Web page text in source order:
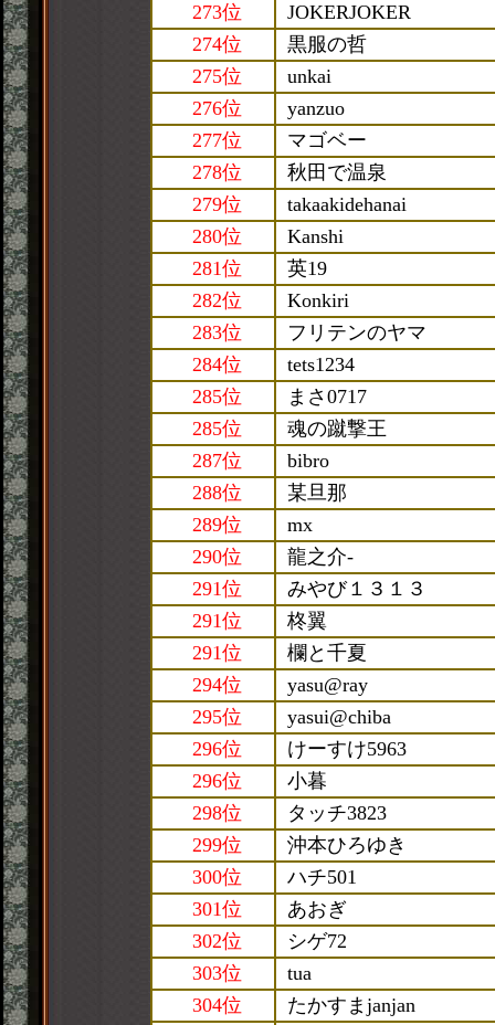
273位
JOKERJOKER
274位
黒服の哲
275位
unkai
276位
yanzuo
277位
マゴベー
278位
秋田で温泉
279位
takaakidehanai
280位
Kanshi
281位
英19
282位
Konkiri
283位
フリテンのヤマ
284位
tets1234
285位
まさ0717
285位
魂の蹴撃王
287位
bibro
288位
某旦那
289位
mx
290位
龍之介-
291位
みやび１３１３
291位
柊翼
291位
欄と千夏
294位
yasu@ray
295位
yasui@chiba
296位
けーすけ5963
296位
小暮
298位
タッチ3823
299位
沖本ひろゆき
300位
ハチ501
301位
あおぎ
302位
シゲ72
303位
tua
304位
たかすまjanjan